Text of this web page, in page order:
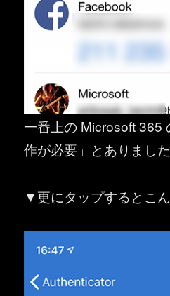
一番上の Microsoft 365
作が必要」とありました
▼更にタップするとこ